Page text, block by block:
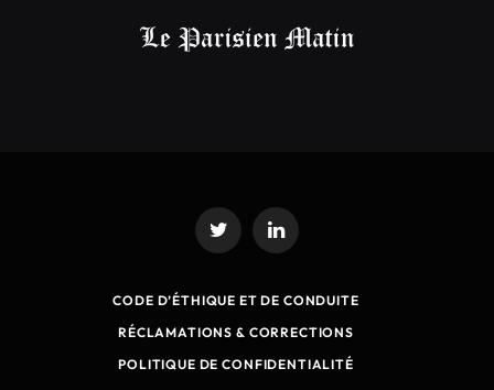
Twitter LinkedIn
CODE D’ÉTHIQUE ET DE CONDUITE
RÉCLAMATIONS & CORRECTIONS
POLITIQUE DE CONFIDENTIALITÉ